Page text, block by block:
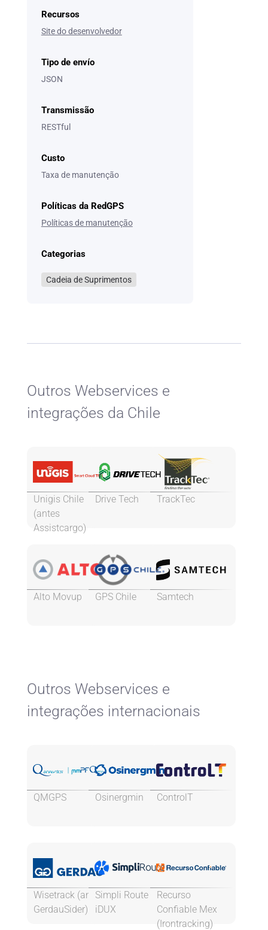
Recursos
Site do desenvolvedor
Tipo de envío
JSON
Transmissão
RESTful
Custo
Taxa de manutenção
Políticas da RedGPS
Políticas de manutenção
Categorias
Cadeia de Suprimentos
Outros Webservices e
integrações da Chile
Unigis Chile
(antes
Assistcargo)
Drive Tech TrackTec
Alto Movup GPS Chile Samtech
Outros Webservices e
integrações internacionais
QMGPS Osinergmin ControlT
Wisetrack (antes
GerdauSider)
Simpli Route &
iDUX
Recurso
Confiable Mex
(Irontracking)